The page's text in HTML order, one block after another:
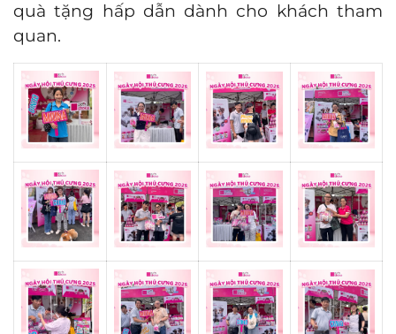
quà tặng hấp dẫn dành cho khách tham
quan.